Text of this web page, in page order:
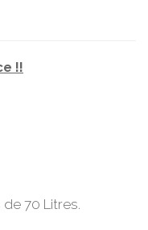
!!
70 Litres.